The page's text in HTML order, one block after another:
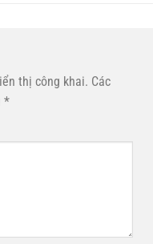
thị công khai. Các
*